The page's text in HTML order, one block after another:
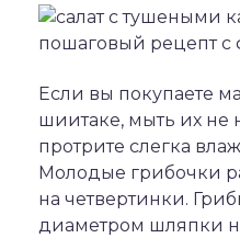
Если вы покупаете
шиитаке, мыть их не
протрите слегка
Молодые грибочки
на четвертинки.
диаметром шляпки